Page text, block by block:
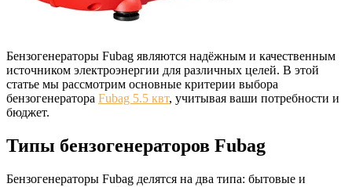
Бензогенераторы Fubag являются надёжным и качественным
источником электроэнергии для различных целей. В этой
статье мы рассмотрим основные критерии выбора
бензогенератора Fubag 5.5 квт, учитывая ваши потребности и
бюджет.
Типы бензогенераторов Fubag
Бензогенераторы Fubag делятся на два типа: бытовые и